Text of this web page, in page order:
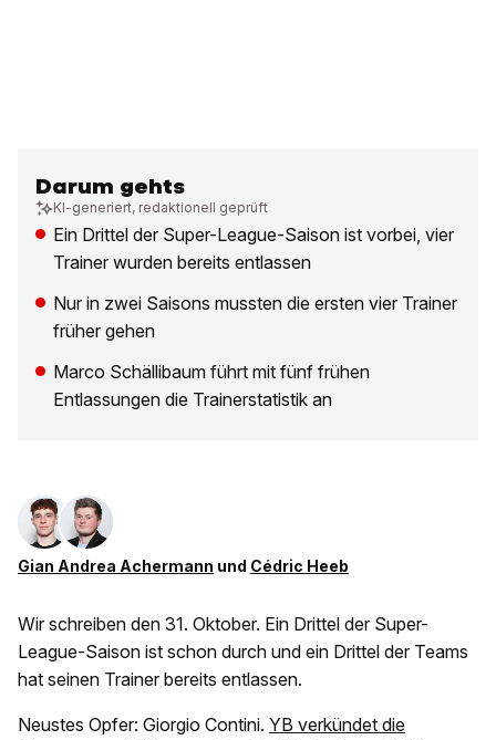
Darum gehts
KI-generiert, redaktionell geprüft
Ein Drittel der Super-League-Saison ist vorbei, vier
Trainer wurden bereits entlassen
Nur in zwei Saisons mussten die ersten vier Trainer
früher gehen
Marco Schällibaum führt mit fünf frühen
Entlassungen die Trainerstatistik an
Gian Andrea Achermann und Cédric Heeb
Wir schreiben den 31. Oktober. Ein Drittel der Super-
League-Saison ist schon durch und ein Drittel der Teams
hat seinen Trainer bereits entlassen.
Neustes Opfer: Giorgio Contini. YB verkündet die